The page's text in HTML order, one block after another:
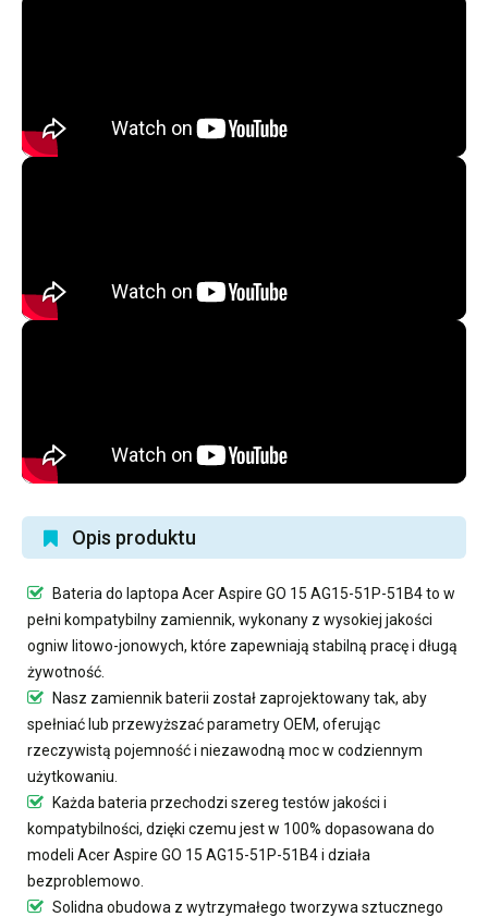
Opis produktu
Bateria do laptopa Acer Aspire GO 15 AG15-51P-51B4to w
pełni kompatybilny zamiennik, wykonany z wysokiej jakości
ogniw litowo-jonowych, które zapewniają stabilną pracę i długą
żywotność.
Nasz zamiennik baterii został zaprojektowany tak, aby
spełniać lub przewyższać parametry OEM, oferując
rzeczywistą pojemność i niezawodną moc w codziennym
użytkowaniu.
Każda bateria przechodzi szereg testów jakości i
kompatybilności, dzięki czemu jest w 100% dopasowana do
modeli Acer Aspire GO 15 AG15-51P-51B4 i działa
bezproblemowo.
Solidna obudowa z wytrzymałego tworzywa sztucznego